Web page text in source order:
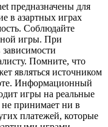
предназначены для
в азартных играх
Соблюдайте
игры. При
Помните, что
являться источником
Информационный
игры на реальные
принимает ни в
платежей, которые